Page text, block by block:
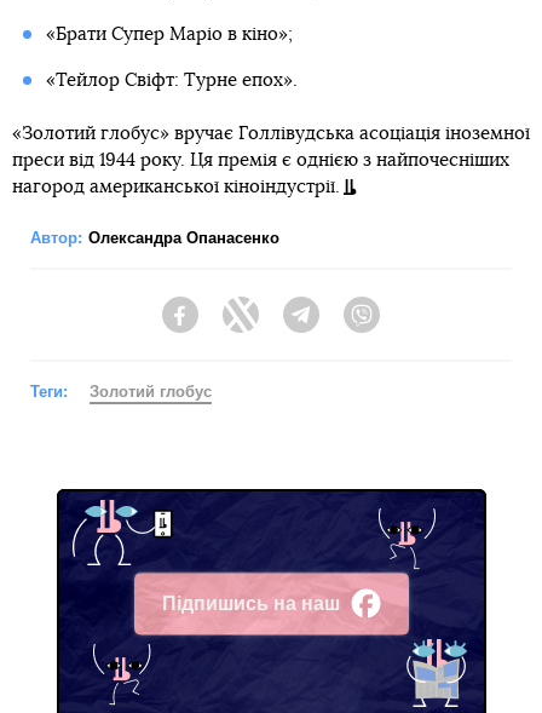
«Брати Супер Маріо в кіно»;
«Тейлор Свіфт: Турне епох».
«Золотий глобус» вручає Голлівудська асоціація іноземної
преси від 1944 року. Ця премія є однією з найпочесніших
нагород американської кіноіндустрії.
Автор: Олександра Опанасенко
FacebookTwitter Telegram
Теги: Золотий глобус
Підпишись на наш
Facebook